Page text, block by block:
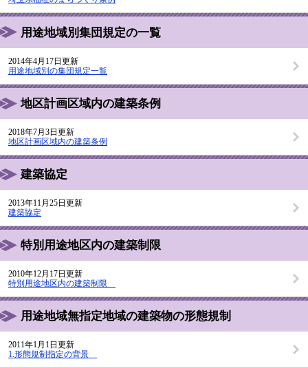
用途地域別集団規定の一覧
2014年4月17日更新
用途地域別の集団規定一覧
地区計画区域内の建築条例
2018年7月3日更新
地区計画区域内の建築条例
建築協定
2013年11月25日更新
建築協定
特別用途地区内の建築制限
2010年12月17日更新
特別用途地区内の建築制限
用途地域無指定地域の建築物の形態規制
2011年1月1日更新
1.形態規制指定の背景